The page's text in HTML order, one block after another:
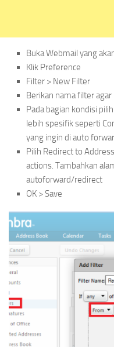
Buka Webmail yang
Klik Preference
Filter > New Filter
Berikan nama filter
Pada bagian kondisi
lebih spesifik seperti
yang ingin di auto
Pilih Redirect to
actions. Tambahkan
autoforward/redirect
OK > Save